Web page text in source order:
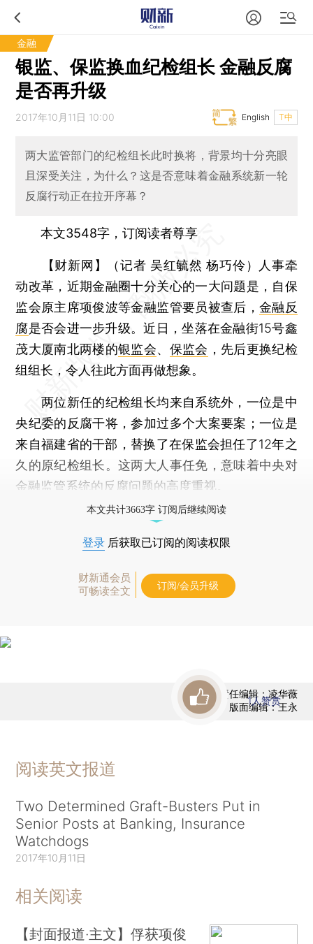
金融
银监、保监换血纪检组长 金融反腐
是否再升级
2017年10月11日 10:00 T中
English
两大监管部门的纪检组长此时换将，背景均十分亮眼
且深受关注，为什么？这是否意味着金融系统新一轮
反腐行动正在拉开序幕？
本文3548字，订阅读者尊享
【财新网】（记者 吴红毓然 杨巧伶）
人事牵
动改革，近期金融圈十分关心的一大问题是，自保
监会原主席项俊波等金融监管要员被查后， 金融反
腐是否会进一步升级。近日，坐落在金融街15号鑫
茂大厦南北两楼的银监会、 保监会 ，先后更换纪检
组组长，令人往此方面再做想象。
两位新任的纪检组长均来自系统外，一位是中
央纪委的反腐干将，参加过多个大案要案；一位是
来自福建省的干部，替换了在保监会担任了12年之
久的原纪检组长。这两大人事任免，意味着中央对
金融监管系统的反腐问题的高度重视。
本文共计3663字 订阅后继续阅读
登录 后获取已订阅的阅读权限
财新通会员
可畅读全文
订阅/会员升级
责任编辑：凌华薇
版面编辑：王永
1人赞赏
阅读英文报道
Two Determined Graft-Busters Put in
Senior Posts at Banking, Insurance
Watchdogs
2017年10月11日
相关阅读
【封面报道·主文】俘获项俊